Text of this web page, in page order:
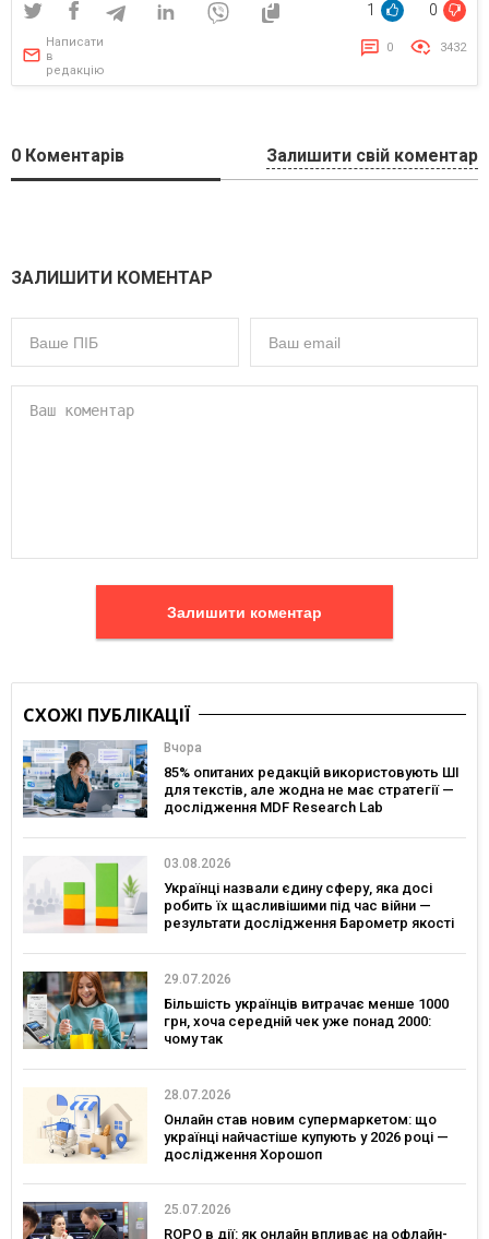
1 0
Написати
в
редакцію
0 3432
0 Коментарів Залишити свій коментар
ЗАЛИШИТИ КОМЕНТАР
Залишити коментар
СХОЖІ ПУБЛІКАЦІЇ
Вчора
85% опитаних редакцій використовують ШІ
для текстів, але жодна не має стратегії —
дослідження MDF Research Lab
03.08.2026
Українці назвали єдину сферу, яка досі
робить їх щасливішими під час війни —
результати дослідження Барометр якості
29.07.2026
Більшість українців витрачає менше 1000
грн, хоча середній чек уже понад 2000:
чому так
28.07.2026
Онлайн став новим супермаркетом: що
українці найчастіше купують у 2026 році —
дослідження Хорошоп
25.07.2026
ROPO в дії: як онлайн впливає на офлайн-